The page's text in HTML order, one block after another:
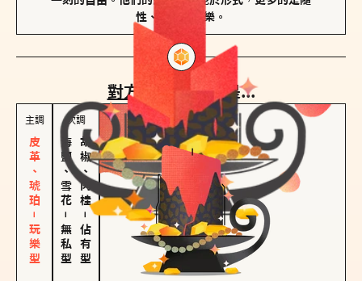
性、幽默和享樂。
對方 的主調蠟燭是...
主調
皮革、琥珀－玩樂型
次調
海鹽、雪花
－
無私型
胡椒、肉桂
－
佔有型